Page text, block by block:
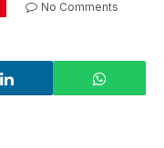
No Comments